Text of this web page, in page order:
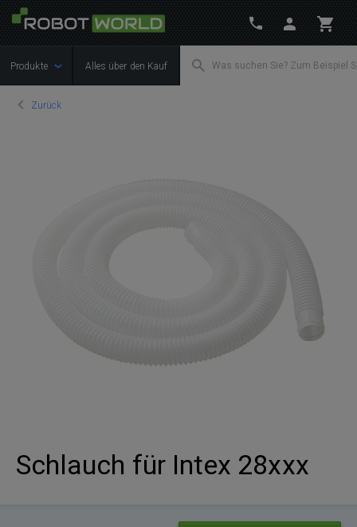
Produkte Alles über den Kauf
Zurück
Schlauch für Intex 28xxx